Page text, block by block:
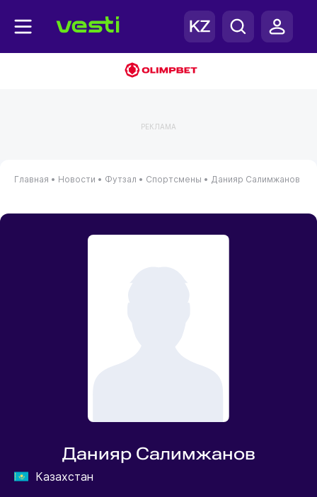
РЕКЛАМА
Главная • Новости • Футзал • Спортсмены • Данияр Салимжанов
Данияр Салимжанов
Казахстан